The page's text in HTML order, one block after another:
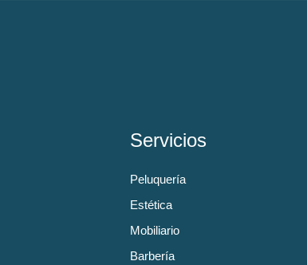
Servicios
Peluquería
Estética
Mobiliario
Barbería